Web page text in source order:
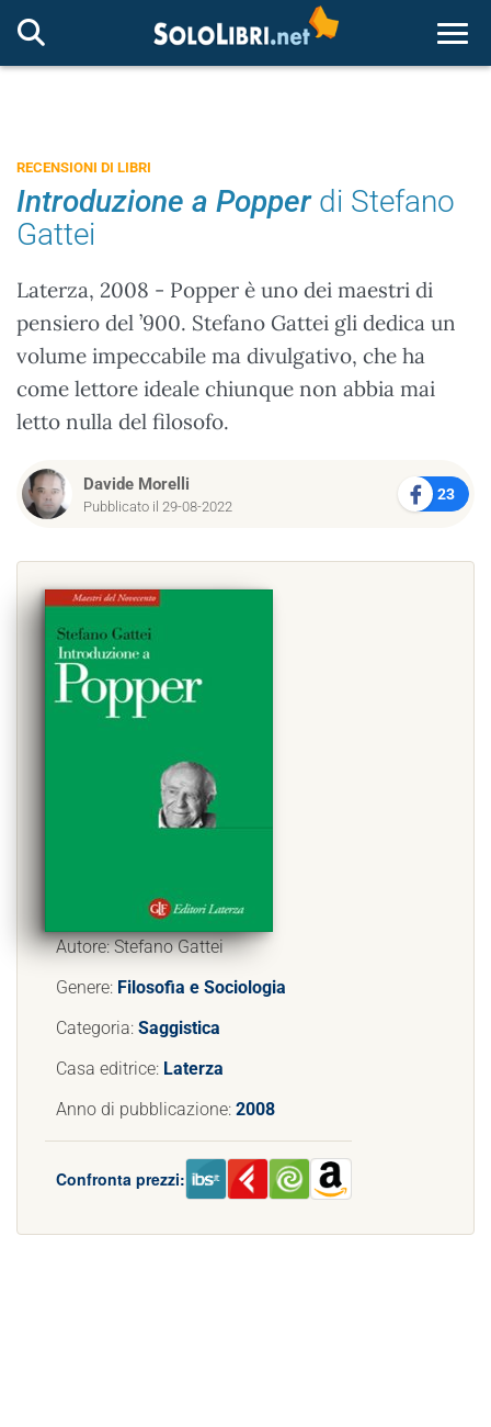
RECENSIONI DI LIBRI
Introduzione a Popperdi Stefano
Gattei
Laterza, 2008 - Popper è uno dei maestri di
pensiero del ’900. Stefano Gattei gli dedica un
volume impeccabile ma divulgativo, che ha
come lettore ideale chiunque non abbia mai
letto nulla del filosofo.
Davide Morelli
Pubblicato il 29-08-2022
23
Autore: Stefano Gattei
Genere: Filosofia e Sociologia
Categoria: Saggistica
Casa editrice: Laterza
Anno di pubblicazione: 2008
Confronta prezzi: